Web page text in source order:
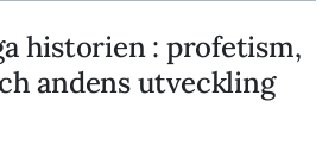
historien : profetism,
andens utveckling